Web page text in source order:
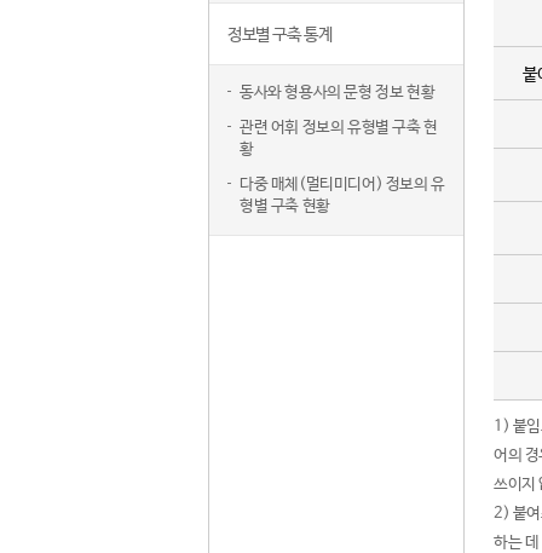
정보별 구축 통계
동사와 형용사의 문형 정보 현황
관련 어휘 정보의 유형별 구축 현
황
다중 매체(멀티미디어) 정보의 유
형별 구축 현황
붙
1) 붙
어의
쓰이지
2) 붙여
하는